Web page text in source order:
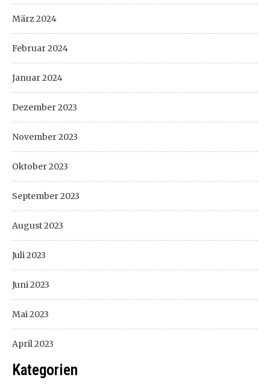
März 2024
Februar 2024
Januar 2024
Dezember 2023
November 2023
Oktober 2023
September 2023
August 2023
Juli 2023
Juni 2023
Mai 2023
April 2023
Kategorien